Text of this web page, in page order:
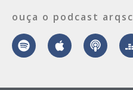
ouça o podcast arqsc